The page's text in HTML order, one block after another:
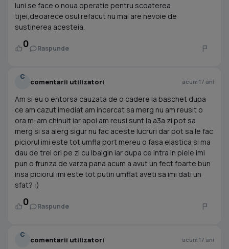
luni se face o noua operatie pentru scoaterea
tijei,deoarece osul refacut nu mai are nevoie de
sustinerea acesteia.
0 Raspunde
C
comentarii utilizatori acum 17 ani
Am si eu o entorsa cauzata de o cadere la baschet dupa
ce am cazut imediat am incercat sa merg nu am reusit o
ora m-am chinuit iar apoi am reusi sunt la a3a zi pot sa
merg si sa alerg sigur nu fac aceste lucruri dar pot sa le fac
piciorul imi este tot umfla port mereu o fasa elastica si ma
dau de trei ori pe zi cu Ibalgin iar dupa ce intra in piele imi
pun o frunza de varza pana acum a avut un fect foarte bun
insa piciorul imi este tot putin umflat aveti sa imi dati un
sfat? :)
0 Raspunde
C
comentarii utilizatori acum 17 ani